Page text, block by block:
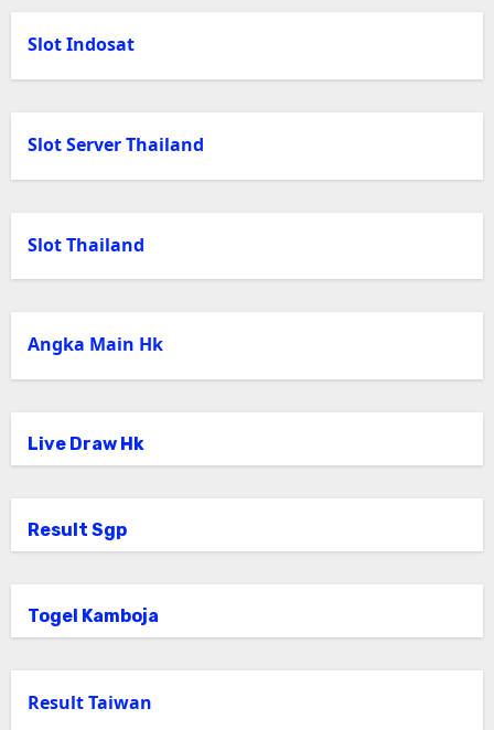
Slot Indosat
Slot Server Thailand
Slot Thailand
Angka Main Hk
Live Draw Hk
Result Sgp
Togel Kamboja
Result Taiwan